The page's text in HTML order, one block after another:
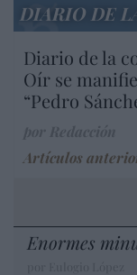
DIARIO DE
Diario de la
Oír se
“Pedro
Artículos
Enormes